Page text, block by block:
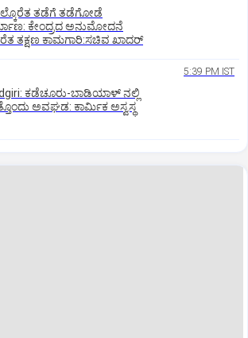
ತಡೆಗೆ ತಡೆಗೋಡೆ
ಕೇಂದ್ರದ ಅನುಮೋದನೆ
ತಕ್ಷಣ ಕಾಮಗಾರಿ:ಸಚಿವ ಖಾದರ್
5:39 PM IST
ಕಡೆಚೂರು-ಬಾಡಿಯಾಳ್ ನಲ್ಲಿ
ಅವಘಡ: ಕಾರ್ಮಿಕ ಅಸ್ವಸ್ಥ